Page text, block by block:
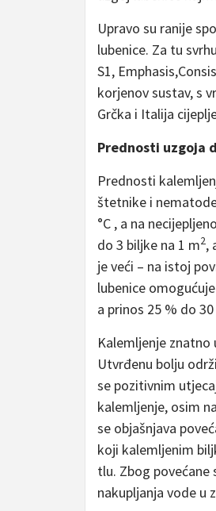
Upravo su ranije
lubenice. Za tu
S1,
korjenov sustav, s
Grčka i Italija
Prednosti uzgoja
Prednosti
štetnike i
°C , a na
do 3 biljke na 1 m2,
je veći – na istoj
lubenice
a prinos 25 % do
Kalemljenje znatno
Utvrđenu bolju
se pozitivnim
kalemljenje, osim
se objašnjava
koji kalemljenim
tlu. Zbog
nakupljanja vode u